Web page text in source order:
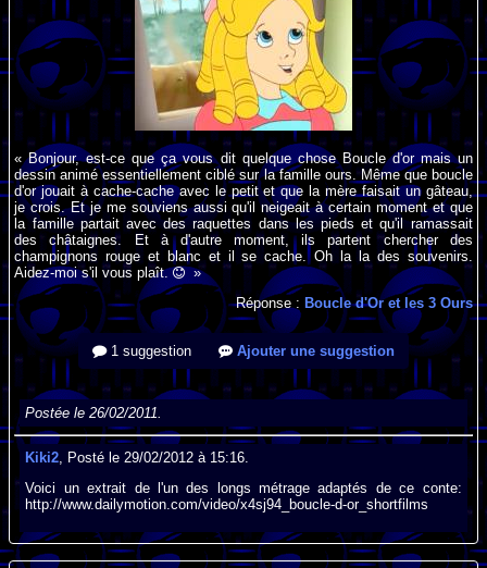
« Bonjour, est-ce que ça vous dit quelque chose Boucle d'or mais un
dessin animé essentiellement ciblé sur la famille ours. Même que boucle
d'or jouait à cache-cache avec le petit et que la mère faisait un gâteau,
je crois. Et je me souviens aussi qu'il neigeait à certain moment et que
la famille partait avec des raquettes dans les pieds et qu'il ramassait
des châtaignes. Et à d'autre moment, ils partent chercher des
champignons rouge et blanc et il se cache. Oh la la des souvenirs.
Aidez-moi s'il vous plaît.
»
Réponse : Boucle d'Or et les 3 Ours
1 suggestion Ajouter une suggestion
Postée le 26/02/2011.
Kiki2 , Posté le 29/02/2012 à 15:16.
Voici un extrait de l'un des longs métrage adaptés de ce conte:
http://www.dailymotion.com/video/x4sj94_boucle-d-or_shortfilms